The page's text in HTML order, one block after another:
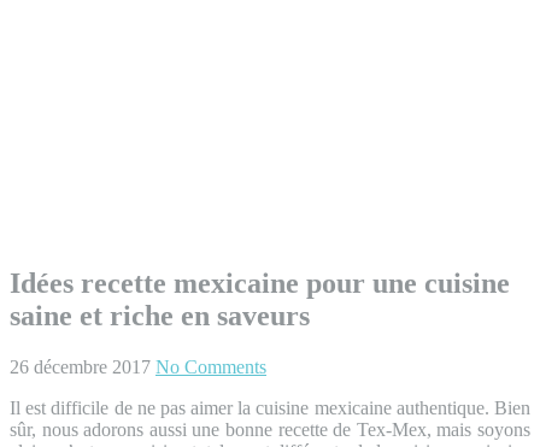
Idées recette mexicaine pour une cuisine
saine et riche en saveurs
26 décembre 2017 No Comments
Il est difficile de ne pas aimer la cuisine mexicaine authentique. Bien
sûr, nous adorons aussi une bonne recette de Tex-Mex, mais soyons